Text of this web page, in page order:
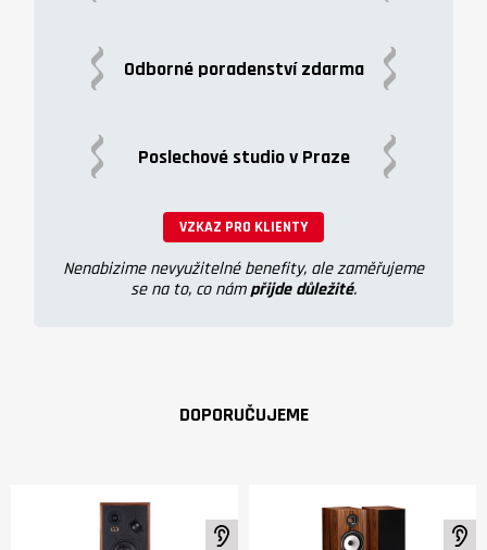
Odborné poradenství zdarma
Poslechové studio v Praze
VZKAZ PRO KLIENTY
Nenabizime nevyužitelné benefity, ale zaměřujeme
se na to, co námpřijde důležité.
DOPORUČUJEME
K poslechu ve studiu